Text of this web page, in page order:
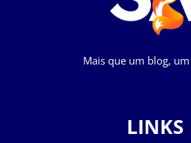
Mais que um blog,
LINKS